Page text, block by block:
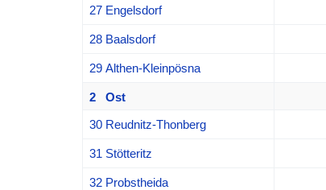
27 Engelsdorf
28 Baalsdorf
29 Althen-Kleinpösna
2 Ost
30 Reudnitz-Thonberg
31 Stötteritz
32 Probstheida